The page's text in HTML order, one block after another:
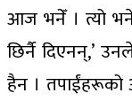
आज भनेँ । त्यो
छिर्नै दिएनन्,’
हैन । तपाईंहरूको